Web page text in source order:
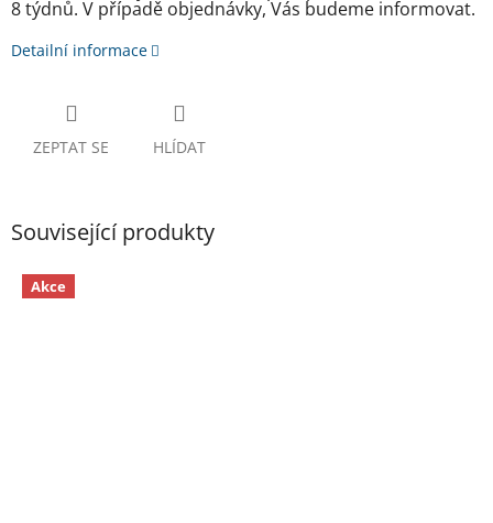
8 týdnů. V případě objednávky, Vás budeme informovat.
Detailní informace
ZEPTAT SE HLÍDAT
Související produkty
Akce